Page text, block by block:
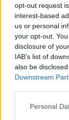
opt-out request
interest-based
us or personal
your opt-out.
disclosure of
IAB’s list of
also be
Downstream
Personal
Suelta y